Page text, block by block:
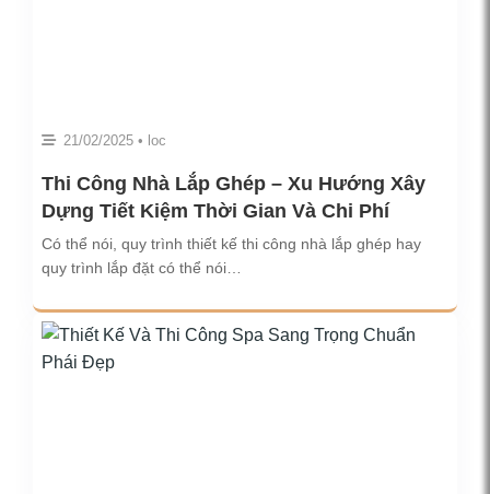
21/02/2025 • loc
Thi Công Nhà Lắp Ghép – Xu Hướng Xây
Dựng Tiết Kiệm Thời Gian Và Chi Phí
Có thể nói, quy trình thiết kế thi công nhà lắp ghép hay
quy trình lắp đặt có thể nói…